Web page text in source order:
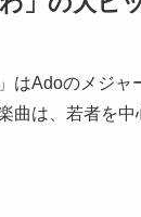
はAdoのメジ
曲は、若者を